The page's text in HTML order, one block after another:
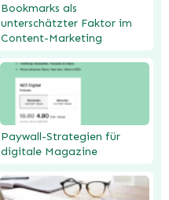
Bookmarks als
unterschätzter Faktor im
Content-Marketing
Paywall-Strategien für
digitale Magazine